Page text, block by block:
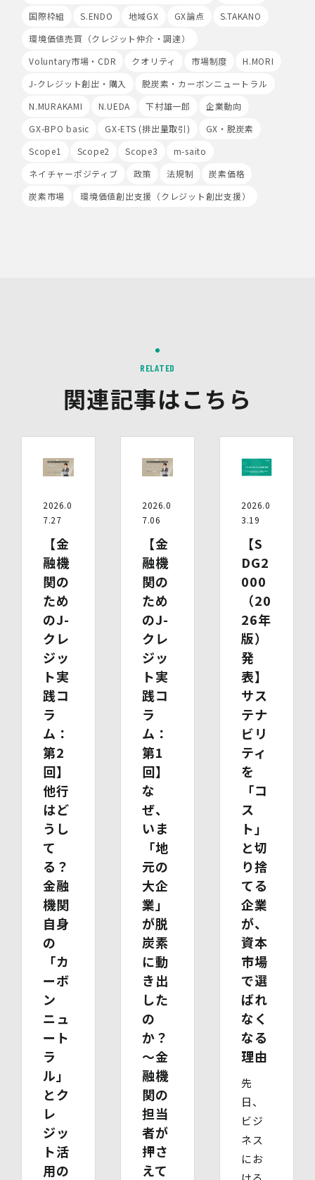
ます。
8.Google Analyticsの利用
当社は、サービス向上のためにGoogle LLC（以下
Analyticsを利用することがあります。Google
Analyticsを利用しますと、Google社又は当社の設定す
イト訪問履歴を収集、記録、分析します。当社は、
状況等を把握します。Google Analyticsにより収集、記
録、分析された利用者様の情報には、特定の個人を識別す
Google社により同社のプライバシーポリシーに基づいて
配信事業者が保有する個人情報について、本人が特定され
ないデータに不可逆変換した上で第三者配信事業者におい
あります。第三者配信事業者が、これらの情報を広告配信
以外の目的で利用することはありません。
10.保有個人データの開示等
内容の訂正・追加又は削除・利用の停止・消去、第三者へ
らのお申し出であることを確認した上で対応いたします。
もし、ご希望の全部又は一部に応じられない場合はその理
由をご説明いたします。
また、当該お申し出によって取得した個人情報は、お申し
出に関する連絡・事務手続に必要な範囲でのみ利用しま
す。
(1)開示等の求めのお申し出先
当社は、開示等の依頼を受け、当該依頼が個人情報保護法
に定める要件を満たす場合には、当社の定める手続に従っ
て速やかに対応します。
開示等のお求めについては、以下のお問い合わせ窓口まで
お申し出ください。
(2)開示等の求めに関するお手続
請求書」を送付いたします。 ご記入いただいた「請求
書」と「本人確認書類のコピー」、代理人によるお求めの
場合は「代理人であることを確認する書類」を送付してく
ださい。また、各資料に含まれる本籍地情報は都道府県ま
でとし、それ以降の情報は黒塗り等の処理をしてくださ
い。
・ 本人確認書類の写し（運転免許証、パスポート、健康
保険証、住民票、年金手帳等）
・ 代理人であることを確認する書類
【代理人様が未成年者の法定代理人の場合】
・ 代理人様ご本人の本人確認書類の写し
・ いずれかの写し（戸籍謄本、住民票（続柄の記載され
たもの）、その他法定代理権の確認ができる公的書類）
【代理人様が成年被後見人の法定代理人の場合】
・ 代理人様ご本人の本人確認書類の写し
・ いずれかの写し（成年被後見人であることを証明する
登記事項証明書、その他法定代理権の確認ができる公的書
類）
【委任による代理人様の場合】
・ 委任状
・ ご本人の印鑑証明書（3ヶ月以内に発行されたもの）
・ 委任を受けたご本人の本人確認書類の写し
(3)開示等のご請求の手数料及び徴収方法
1回のお求めにつき1,000円（紙面でのご請求の場合は、
お送りいただく請求書等に郵便為替を同封していただきま
す。その他の方法でご請求いただく場合は、ご請求時にご
(4)開示等の請求及びお問い合わせ窓口
個人情報保護管理者
株式会社バイウィル 管理部長
・住所：東京都中央区銀座7丁目3番5号 ヒューリック銀座
7丁目ビル 4階
・連絡先：info@bywill.co.jp
国際枠組
S.ENDO 地域GX GX論点
S.TAKANO
環境価値売買（クレジット仲介・調達）
Voluntary市場・CDR
クオリティ 市場制度
H.MORI
J-クレジット創出・購入
脱炭素・カーボンニュートラル
N.MURAKAMI
N.UEDA 下村雄一郎
企業動向
GX-BPO basic
GX-ETS (排出量取引)
GX・脱炭素
Scope1
Scope2 Scope3
m-saito
ネイチャーポジティブ
政策 法規制
炭素価格
炭素市場
環境価値創出支援（クレジット創出支援）
RELATED
関連記事はこちら
2026.0
7.27
【金
融機
関の
ため
のJ-
クレ
ジッ
ト実
践コ
ラ
ム：
第2
回】
他行
はど
うし
て
る？
金融
機関
自身
の
「カ
ーボ
ン
ニュ
ート
ラ
ル」
とク
レ
ジッ
ト活
用の
2026.0
7.06
【金
融機
関の
ため
のJ-
クレ
ジッ
ト実
践コ
ラ
ム：
第1
回】
な
ぜ、
いま
「地
元の
大企
業」
が脱
炭素
に動
き出
した
の
か？
〜金
融機
関の
担当
者が
押さ
えて
2026.0
3.19
【S
DG2
000
（20
26年
版）
発
表】
サス
テナ
ビリ
ティ
を
「コ
ス
ト」
と切
り捨
てる
企業
が、
資本
市場
で選
ばれ
なく
なる
理由
先
日、
ビジ
ネス
にお